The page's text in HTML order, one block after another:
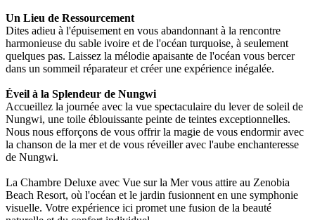
Un Lieu de Ressourcement
Dites adieu à l'épuisement en vous abandonnant à la rencontre
harmonieuse du sable ivoire et de l'océan turquoise, à seulement
quelques pas. Laissez la mélodie apaisante de l'océan vous bercer
dans un sommeil réparateur et créer une expérience inégalée.
Éveil à la Splendeur de Nungwi
Accueillez la journée avec la vue spectaculaire du lever de soleil de
Nungwi, une toile éblouissante peinte de teintes exceptionnelles.
Nous nous efforçons de vous offrir la magie de vous endormir avec
la chanson de la mer et de vous réveiller avec l'aube enchanteresse
de Nungwi.
La Chambre Deluxe avec Vue sur la Mer vous attire au Zenobia
Beach Resort, où l'océan et le jardin fusionnent en une symphonie
visuelle. Votre expérience ici promet une fusion de la beauté